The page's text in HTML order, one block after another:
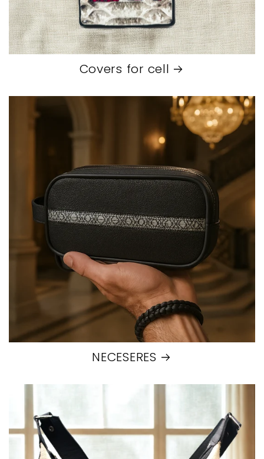
Covers for cell
NECESERES